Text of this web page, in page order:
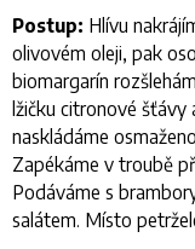
Postup: Hlívu
olivovém oleji, pak
biomargarín
lžičku citronové šťávy
naskládáme
Zapékáme v troubě
Podáváme s
salátem. Místo